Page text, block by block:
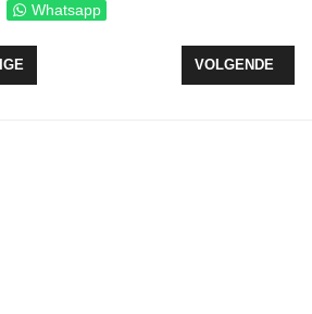
Whatsapp
ARTIKEL: LANDELIJKE MAAIDAG 2026 IN
VOLGENDE
VOLGENDE